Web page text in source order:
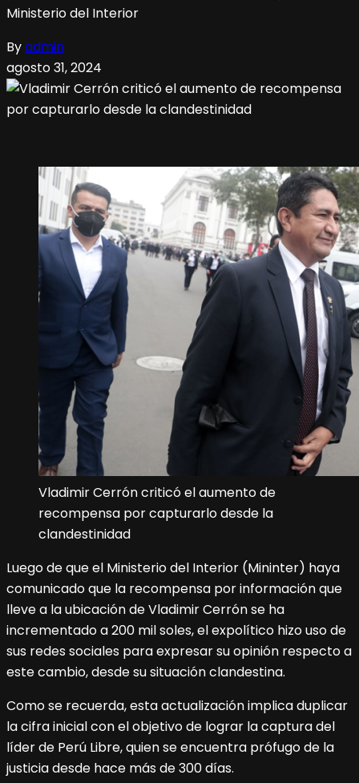
Ministerio del Interior
Byadmin
agosto 31, 2024
Vladimir Cerrón criticó el aumento de
recompensa por capturarlo desde la
clandestinidad
Luego de que el Ministerio del Interior (Mininter) haya
comunicado que la recompensa por información que
lleve a la ubicación de Vladimir Cerrón se ha
incrementado a 200 mil soles, el expolítico hizo uso de
sus redes sociales para expresar su opinión respecto a
este cambio, desde su situación clandestina.
Como se recuerda, esta actualización implica duplicar
la cifra inicial con el objetivo de lograr la captura del
líder de Perú Libre, quien se encuentra prófugo de la
justicia desde hace más de 300 días.